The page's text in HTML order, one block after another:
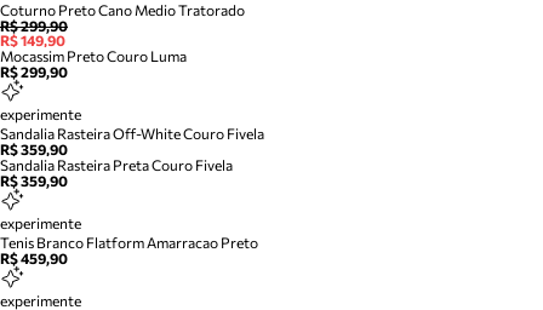
Coturno Preto Cano Medio Tratorado
R$ 299,90
R$ 149,90
Mocassim Preto Couro Luma
R$ 299,90
experimente
Sandalia Rasteira Off-White Couro Fivela
R$ 359,90
Sandalia Rasteira Preta Couro Fivela
R$ 359,90
experimente
Tenis Branco Flatform Amarracao Preto
R$ 459,90
experimente